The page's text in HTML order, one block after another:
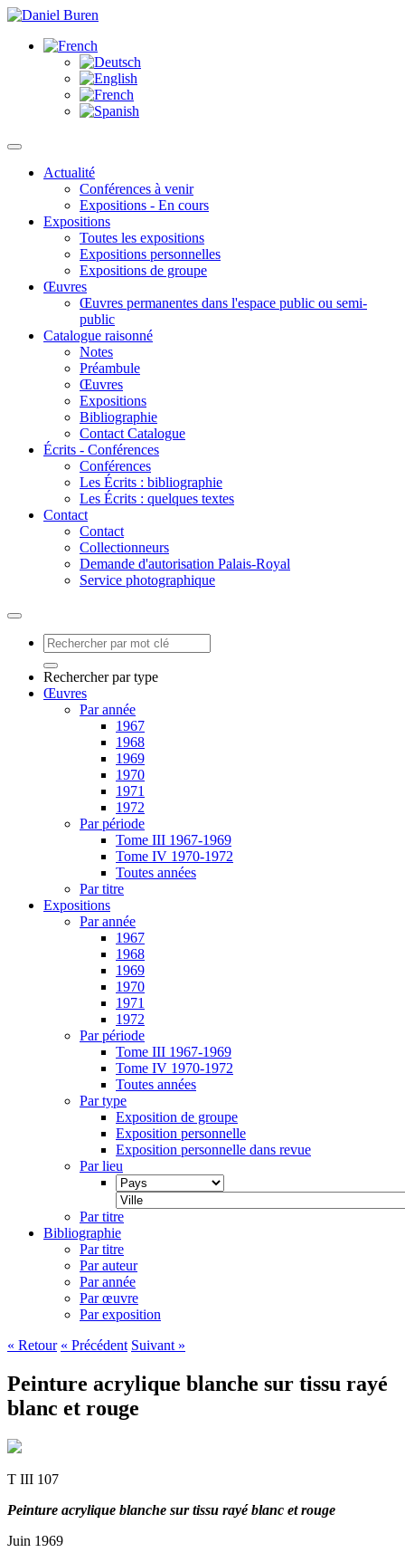
Actualité
Conférences à venir
Expositions - En cours
Expositions
Toutes les expositions
Expositions personnelles
Expositions de groupe
Œuvres
Œuvres permanentes dans l'espace public ou semi-
public
Catalogue raisonné
Notes
Préambule
Œuvres
Expositions
Bibliographie
Contact Catalogue
Écrits - Conférences
Conférences
Les Écrits : bibliographie
Les Écrits : quelques textes
Contact
Contact
Collectionneurs
Demande d'autorisation Palais-Royal
Service photographique
Rechercher par type
Œuvres
Par année
1967
1968
1969
1970
1971
1972
Par période
Tome III 1967-1969
Tome IV 1970-1972
Toutes années
Par titre
Expositions
Par année
1967
1968
1969
1970
1971
1972
Par période
Tome III 1967-1969
Tome IV 1970-1972
Toutes années
Par type
Exposition de groupe
Exposition personnelle
Exposition personnelle dans revue
Par lieu
Par titre
Bibliographie
Par titre
Par auteur
Par année
Par œuvre
Par exposition
« Retour « Précédent Suivant »
Peinture acrylique blanche sur tissu rayé
blanc et rouge
T III 107
Peinture acrylique blanche sur tissu rayé blanc et rouge
Juin 1969